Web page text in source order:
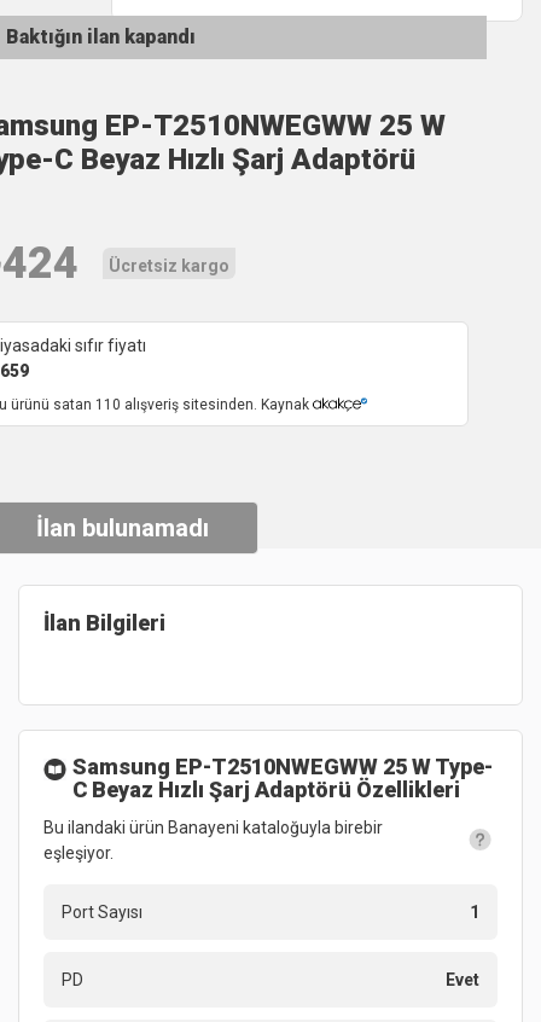
Baktığın ilan kapandı
EP-T2510NWEGWW 25 W
C Beyaz Hızlı Şarj Adaptörü
424 Ücretsiz kargo
sıfır fiyatı
659
ürünü satan 110 alışveriş sitesinden. Kaynak
İlan bulunamadı
İlan Bilgileri
Samsung EP-T2510NWEGWW 25 W Type-
C Beyaz Hızlı Şarj Adaptörü Özellikleri
Bu ilandaki ürün Banayeni kataloğuyla birebir
eşleşiyor.
Port Sayısı 1
PD Evet